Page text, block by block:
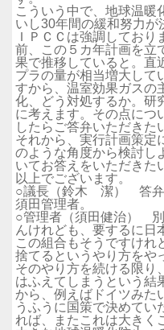
こういう中で、地球温暖
いし30年間の緩和努力が
ＩＰＣＣは強調してお
前、この５カ年計画を立
果で推移していると。直
プラの量が相当増大して
すから、温室効果ガスの
化、どう対処するか。研
に考えます。その点につ
したらご答弁いただきた
それから、実行計画策定
のような角度から検討し
いてお答えをいただきた
以上でございます。
○議長（鈴木 潔） 答弁
須田管理者。
○管理者（須田健治）
んけれども、要するに日
この組合もそうですけれ
捨てるというやり方をや
そのやり方を続ける限り
はふえてしまうという結
から、例えばドイツみた
うふうに国策で決めてい
れば、またこれは大きく